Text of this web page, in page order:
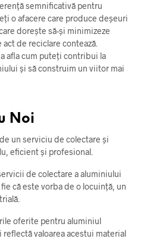
semnificativă pentru
o afacere care produce deșeuri
dorește să-și minimizeze
de reciclare contează.
afla cum puteți contribui la
și să construim un viitor mai
Noi
un serviciu de colectare și
eficient și profesional.
de colectare a aluminiului
că este vorba de o locuință, un
oferite pentru aluminiul
valoarea acestui material